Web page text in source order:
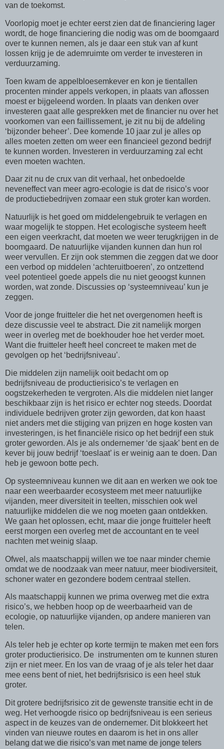
van de toekomst.
Voorlopig moet je echter eerst zien dat de financiering lager
wordt, de hoge financiering die nodig was om de boomgaard
over te kunnen nemen, als je daar een stuk van af kunt
lossen krijg je de ademruimte om verder te investeren in
verduurzaming.
Toen kwam de appelbloesemkever en kon je tientallen
procenten minder appels verkopen, in plaats van aflossen
moest er bijgeleend worden. In plaats van denken over
investeren gaat alle gesprekken met de financier nu over het
voorkomen van een faillissement, je zit nu bij de afdeling
‘bijzonder beheer’. Dee komende 10 jaar zul je alles op
alles moeten zetten om weer een financieel gezond bedrijf
te kunnen worden. Investeren in verduurzaming zal echt
even moeten wachten.
Daar zit nu de crux van dit verhaal, het onbedoelde
neveneffect van meer agro-ecologie is dat de risico’s voor
de productiebedrijven zomaar een stuk groter kan worden.
Natuurlijk is het goed om middelengebruik te verlagen en
waar mogelijk te stoppen. Het ecologische systeem heeft
een eigen veerkracht, dat moeten we weer terugkrijgen in de
boomgaard. De natuurlijke vijanden kunnen dan hun rol
weer vervullen. Er zijn ook stemmen die zeggen dat we door
een verbod op middelen ‘achteruitboeren’, zo ontzettend
veel potentieel goede appels die nu niet geoogst kunnen
worden, wat zonde. Discussies op ‘systeemniveau’ kun je
zeggen.
Voor de jonge fruitteler die het net overgenomen heeft is
deze discussie veel te abstract. Die zit namelijk morgen
weer in overleg met de boekhouder hoe het verder moet.
Want die fruitteler heeft heel concreet te maken met de
gevolgen op het ‘bedrijfsniveau’.
Die middelen zijn namelijk ooit bedacht om op
bedrijfsniveau de productierisico’s te verlagen en
oogstzekerheden te vergroten. Als die middelen niet langer
beschikbaar zijn is het risico er echter nog steeds. Doordat
individuele bedrijven groter zijn geworden, dat kon haast
niet anders met die stijging van prijzen en hoge kosten van
investeringen, is het financiële risico op het bedrijf een stuk
groter geworden. Als je als ondernemer ‘de sjaak’ bent en de
kever bij jouw bedrijf ‘toeslaat’ is er weinig aan te doen. Dan
heb je gewoon botte pech.
Op systeemniveau kunnen we dit aan en werken we ook toe
naar een weerbaarder ecosysteem met meer natuurlijke
vijanden, meer diversiteit in teelten, misschien ook wel
natuurlijke middelen die we nog moeten gaan ontdekken.
We gaan het oplossen, echt, maar die jonge fruitteler heeft
eerst morgen een overleg met de accountant en te veel
nachten met weinig slaap.
Ofwel, als maatschappij willen we toe naar minder chemie
omdat we de noodzaak van meer natuur, meer biodiversiteit,
schoner water en gezondere bodem centraal stellen.
Als maatschappij kunnen we prima overweg met die extra
risico’s, we hebben hoop op de weerbaarheid van de
ecologie, op natuurlijke vijanden, op andere manieren van
telen.
Als teler heb je echter op korte termijn te maken met een fors
groter productierisico. De instrumenten om te kunnen sturen
zijn er niet meer. En los van de vraag of je als teler het daar
mee eens bent of niet, het bedrijfsrisico is een heel stuk
groter.
Dit grotere bedrijfsrisico zit de gewenste transitie echt in de
weg. Het verhoogde risico op bedrijfsniveau is een serieus
aspect in de keuzes van de ondernemer. Dit blokkeert het
vinden van nieuwe routes en daarom is het in ons aller
belang dat we die risico’s van met name de jonge telers